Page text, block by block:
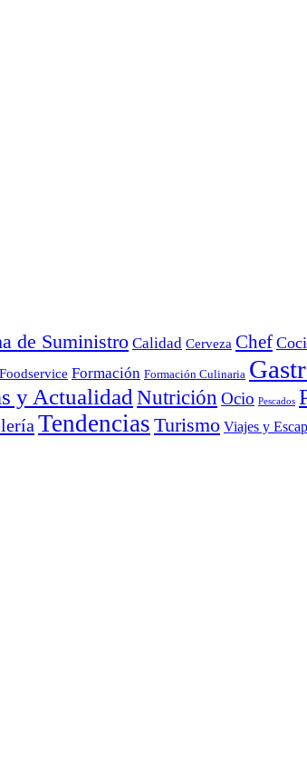
de Suministro Calidad Cerveza Chef
Foodservice Formación Formación Culinaria
y Actualidad Nutrición Ocio Pescados
Tendencias Turismo Viajes y